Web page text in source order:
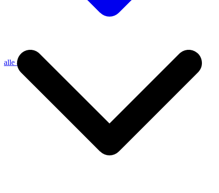
alle anzeigen